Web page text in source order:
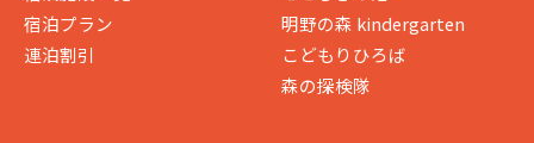
宿泊プラン
連泊割引
明野の森 kindergarten
こどもりひろば
森の探検隊